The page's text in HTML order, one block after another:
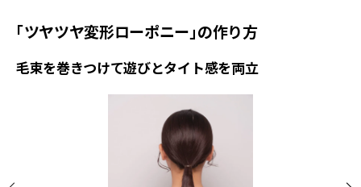
「ツヤツヤ変形ローポニー」の作り方
毛束を巻きつけて遊びとタイト感を両立